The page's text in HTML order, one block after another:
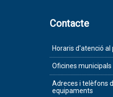
Contacte
Horaris d'atenció al
Oficines municipals
Adreces i telèfons
equipaments